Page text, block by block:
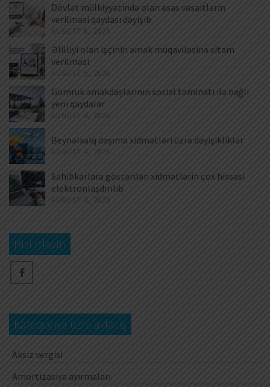
Dövlət mülkiyyətində olan əsas vəsaitlərin
verilməsi qaydası dəyişib
AUGUST 5, 2026
Əlilliyi olan işçinin əmək müqaviləsinə xitam
verilməsi
AUGUST 5, 2026
Gömrük əməkdaşlarının sosial təminatı ilə bağlı
yeni qaydalar
AUGUST 4, 2026
Beynəlxalq daşıma xidmətləri üzrə dəyişikliklər
AUGUST 4, 2026
Sahibkarlara göstərilən xidmətlərin çox hissəsi
elektronlaşdırılıb
AUGUST 3, 2026
Bizi izləyin
Kateqoriya üzrə axtarış
Aksiz vergisi
Amortizasiya ayırmaları